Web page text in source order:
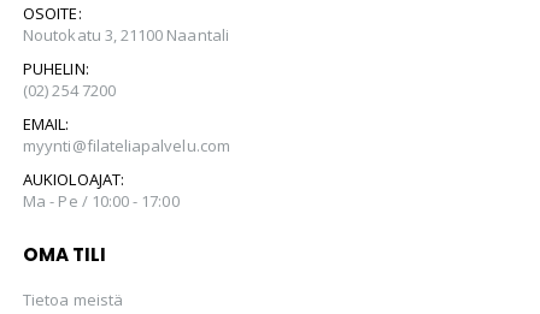
OSOITE:
Noutokatu 3, 21100 Naantali
PUHELIN:
(02) 254 7200
EMAIL:
myynti@filateliapalvelu.com
AUKIOLOAJAT:
Ma - Pe / 10:00 - 17:00
OMA TILI
Tietoa meistä